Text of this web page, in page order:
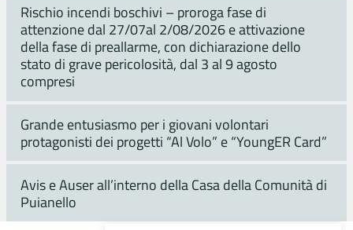
Rischio incendi boschivi – proroga fase di
attenzione dal 27/07al 2/08/2026 e attivazione
della fase di preallarme, con dichiarazione dello
stato di grave pericolosità, dal 3 al 9 agosto
compresi
Grande entusiasmo per i giovani volontari
protagonisti dei progetti “Al Volo” e “YoungER Card”
Avis e Auser all’interno della Casa della Comunità di
Puianello